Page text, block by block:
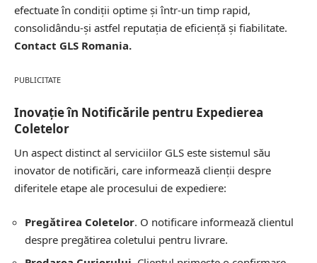
efectuate în condiții optime și într-un timp rapid,
consolidându-și astfel reputația de eficiență și fiabilitate.
Contact GLS Romania.
PUBLICITATE
Inovație în Notificările pentru Expedierea
Coletelor
Un aspect distinct al serviciilor GLS este sistemul său
inovator de notificări, care informează clienții despre
diferitele etape ale procesului de expediere:
Pregătirea Coletelor. O notificare informează clientul
despre pregătirea coletului pentru livrare.